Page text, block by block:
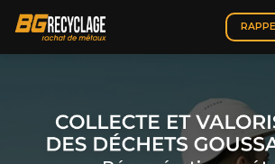
contenu
principal